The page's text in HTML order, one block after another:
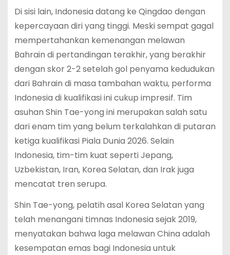
Di sisi lain, Indonesia datang ke Qingdao dengan
kepercayaan diri yang tinggi. Meski sempat gagal
mempertahankan kemenangan melawan
Bahrain di pertandingan terakhir, yang berakhir
dengan skor 2-2 setelah gol penyama kedudukan
dari Bahrain di masa tambahan waktu, performa
Indonesia di kualifikasi ini cukup impresif. Tim
asuhan Shin Tae-yong ini merupakan salah satu
dari enam tim yang belum terkalahkan di putaran
ketiga kualifikasi Piala Dunia 2026. Selain
Indonesia, tim-tim kuat seperti Jepang,
Uzbekistan, Iran, Korea Selatan, dan Irak juga
mencatat tren serupa.
Shin Tae-yong, pelatih asal Korea Selatan yang
telah menangani timnas Indonesia sejak 2019,
menyatakan bahwa laga melawan China adalah
kesempatan emas bagi Indonesia untuk